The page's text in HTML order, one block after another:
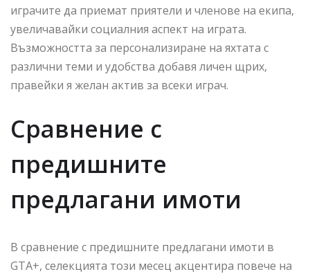
играчите да приемат приятели и членове на екипа,
увеличавайки социалния аспект на играта.
Възможността за персонализиране на яхтата с
различни теми и удобства добавя личен щрих,
правейки я желан актив за всеки играч.
Сравнение с
предишните
предлагани имоти
В сравнение с предишните предлагани имоти в
GTA+, селекцията този месец акцентира повече на